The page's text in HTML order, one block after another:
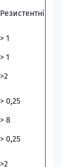
Резистентні
> 1
> 1
>2
> 0,25
> 8
> 0,25
>2